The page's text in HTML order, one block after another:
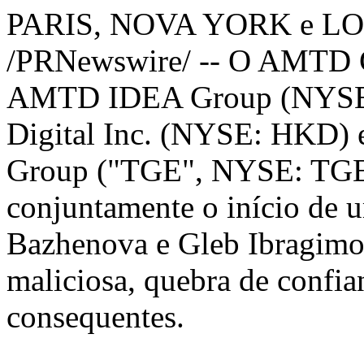
PARIS, NOVA YORK e
/PRNewswire/ -- O
AMTD IDEA Group
Digital Inc. (NYSE: HKD)
Group ("TGE", NYSE:
conjuntamente o início de
Bazhenova e Gleb
maliciosa, quebra de
consequentes.